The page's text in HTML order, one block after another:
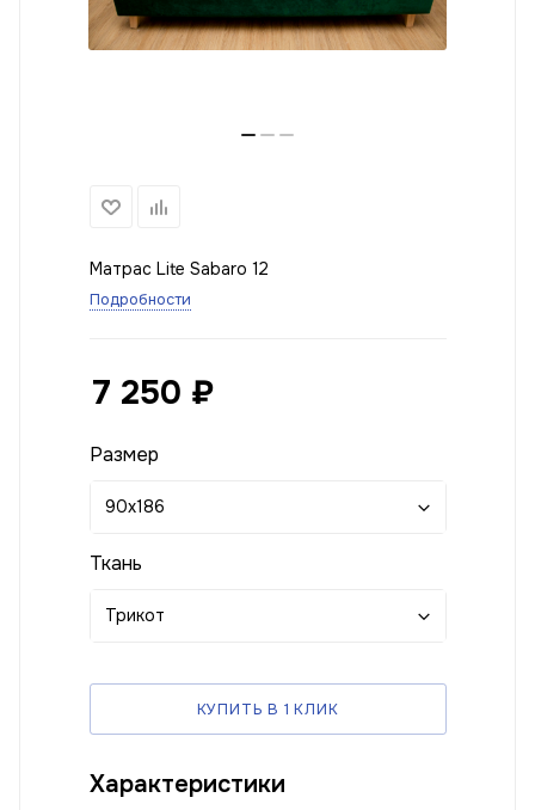
Матрас Lite Sabaro 12
Подробности
7 250 ₽
Размер
90x186
Ткань
Трикот
КУПИТЬ В 1 КЛИК
Характеристики